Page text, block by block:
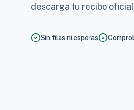
descarga tu recibo
Sin filas ni esperas